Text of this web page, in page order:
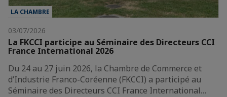
LA CHAMBRE
03/07/2026
La FKCCI participe au Séminaire des Directeurs CCI
France International 2026
Du 24 au 27 juin 2026, la Chambre de Commerce et
d’Industrie Franco-Coréenne (FKCCI) a participé au
Séminaire des Directeurs CCI France International…